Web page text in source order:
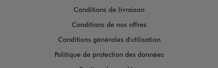
Conditions de livraison
Conditions de nos offres
Conditions générales d'utilisation
Politique de protection des données